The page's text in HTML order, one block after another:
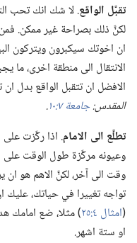
تقبَّل الواقع‏.‏ لا شك انك تحب
لكنَّ ذلك بصراحة غير ممكن.‏
ان اخوتك سيكبرون ويتركون
الانتقال الى منطقة اخرى،‏ ما
الافضل ان تتقبل الواقع بدل
المقدس:‏جامعة ٧:‏١٠
‏.‏
تطلَّع الى الامام‏.‏ اذا ركَّزت على
وعيونه مركَّزة طول الوقت على
وقت الى آخر،‏ لكنَّ الاهم هو ان
تواجه تغييرا في حياتك،‏
(‏امثال ٤:‏٢٥
‏)‏ مثلا،‏ ضع امامك
او ستة اشهر.‏